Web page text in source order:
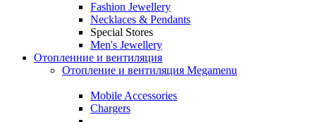
Fashion Jewellery
Necklaces & Pendants
Special Stores
Men's Jewellery
Отопленние и вентиляция
Отопление и вентиляция Megamenu
Mobile Accessories
Chargers